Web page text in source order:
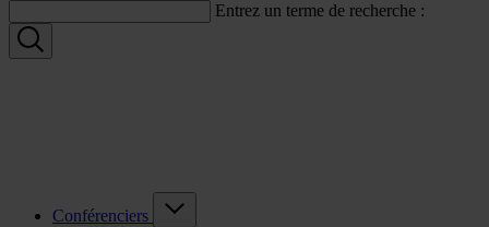
Entrez un terme de recherche :
Conférenciers